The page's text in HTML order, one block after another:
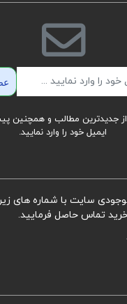
جدیدترین مطالب و همچنین
ایمیل خود را وارد نمایید.
سایت با شماره های
تماس حاصل فرمایید.